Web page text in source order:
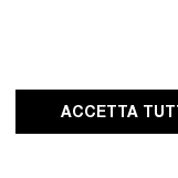
ACCETTA